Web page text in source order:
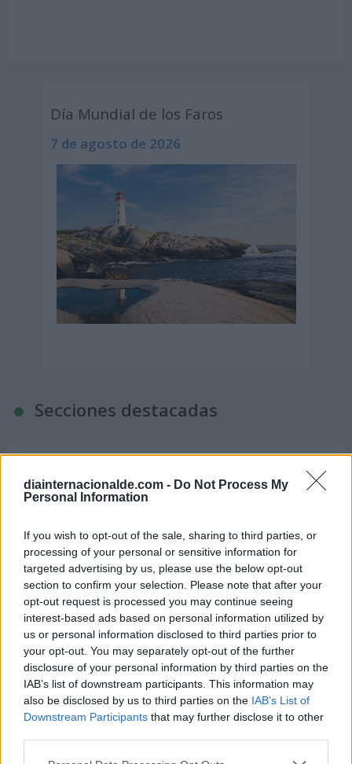
diainternacionalde.com - Do Not Process My
Personal Information
If you wish to opt-out of the sale, sharing to third parties, or
processing of your personal or sensitive information for
targeted advertising by us, please use the below opt-out
section to confirm your selection. Please note that after your
opt-out request is processed you may continue seeing
interest-based ads based on personal information utilized by
us or personal information disclosed to third parties prior to
your opt-out. You may separately opt-out of the further
disclosure of your personal information by third parties on the
IAB’s list of downstream participants. This information may
also be disclosed by us to third parties on the IAB’s List of
Downstream Participants that may further disclose it to other
Día Mundial de los Faros
7 de agosto de 2026
Secciones destacadas
Noticias y actualidad sobre Días
Internacionales
Semanas Internacionales
Años Internacionales
Qué se celebra el día de mi cumpleaños
Eventos internacionales de cultura
Los mejores canales de Youtube según
nuestra audiencia. ¡Participa!
Crea una cuenta atrás para el evento que
quieras
¿Qué día crearías tu?